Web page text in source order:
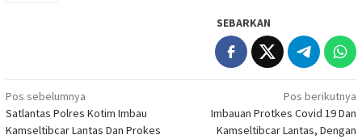
SEBARKAN
Navigasi
pos
Pos sebelumnya
Satlantas Polres Kotim Imbau
Kamseltibcar Lantas Dan Prokes
Pos berikutnya
Imbauan Protkes Covid 19 Dan
Kamseltibcar Lantas, Dengan